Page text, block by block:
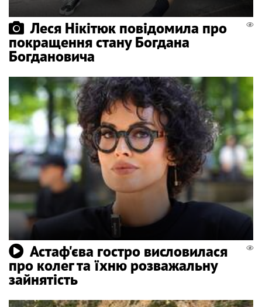
Леся Нікітюк повідомила про
покращення стану Богдана
Богдановича
Астаф'єва гостро висловилася
про колег та їхню розважальну
зайнятість